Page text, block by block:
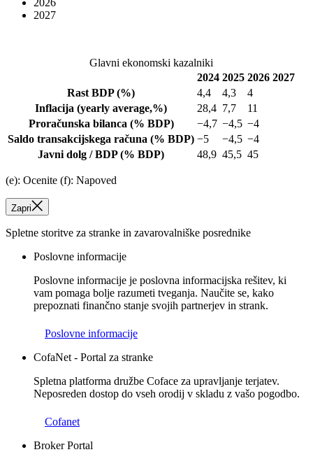
2026
2027
Glavni ekonomski kazalniki
2024 2025 2026 2027
Rast BDP(%) 4,4 4,3
4
Inflacija (yearly average,%) 28,4 7,7
11
Proračunska bilanca (% BDP) −4,7 −4,5 −4
Saldo transakcijskega računa (% BDP) −5 −4,5 −4
Javni dolg / BDP(% BDP) 48,9 45,5 45
(e): Ocenite (f): Napoved
Zapri
Spletne storitve za stranke in zavarovalniške posrednike
Poslovne informacije
Poslovne informacije je poslovna informacijska rešitev, ki
vam pomaga bolje razumeti tveganja. Naučite se, kako
prepoznati finančno stanje svojih partnerjev in strank.
Poslovne informacije
CofaNet - Portal za stranke
Spletna platforma družbe Coface za upravljanje terjatev.
Neposreden dostop do vseh orodij v skladu z vašo pogodbo.
Cofanet
Broker Portal